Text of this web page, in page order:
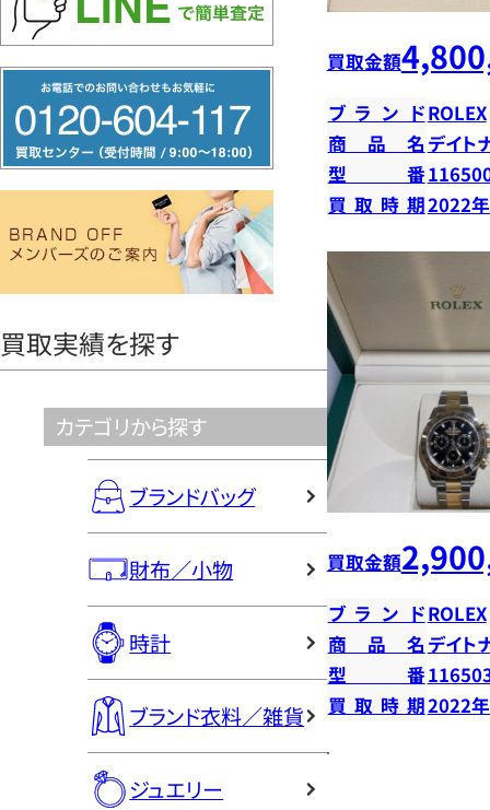
リ
ー
ヤ
買取実績を探す
カテゴリから探す
ブランドバッグ
財布／小物
時計
ブランド衣料／雑貨
ジュエリー
買取金額
ブランドROLEX
商品名 デイト
型番
買取時期2022
買取金額
ブランドROLEX
商品名 デイト
型番
買取時期2022